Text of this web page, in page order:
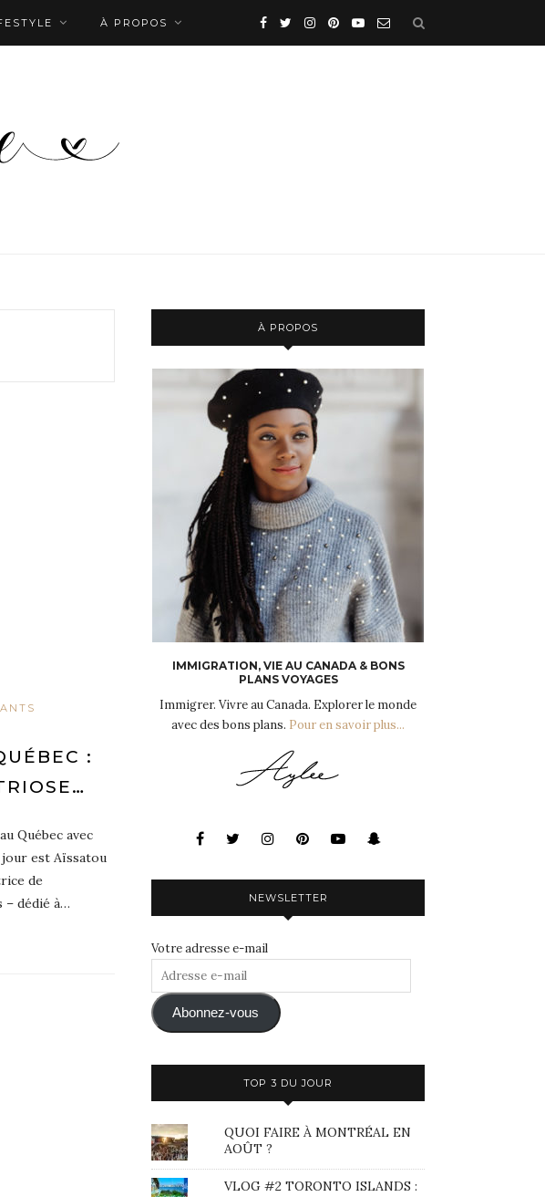
À PROPOS
:
Québec avec
jour est Aïssatou
de
– dédié à…
À PROPOS
IMMIGRATION, VIE AU CANADA & BONS
PLANS VOYAGES
Immigrer. Vivre au Canada. Explorer le monde
avec des bons plans. Pour en savoir plus...
NEWSLETTER
Votre adresse e-mail
Adresse
mail Abonnez-vous
TOP 3 DU JOUR
QUOI FAIRE À MONTRÉAL EN
AOÛT ?
VLOG #2 TORONTO ISLANDS :